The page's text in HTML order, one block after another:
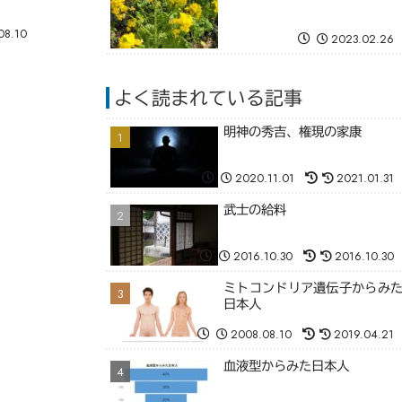
2023.02.26
よく読まれている記事
明神の秀吉、権現の家康
2020.11.01 2021.01.31
武士の給料
2016.10.30 2016.10.30
ミトコンドリア遺伝子からみた
日本人
2008.08.10 2019.04.21
血液型からみた日本人